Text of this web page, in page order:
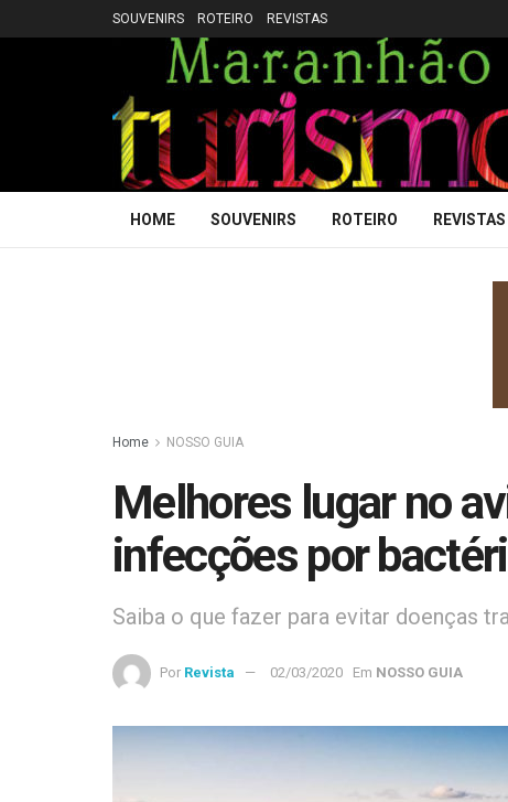
SOUVENIRS ROTEIRO REVISTAS
HOME SOUVENIRS ROTEIRO REVISTAS
Home NOSSO GUIA
Melhores lugar no
infecções por
Saiba o que fazer para evitar doenças
Por Revista 02/03/2020 Em NOSSO GUIA